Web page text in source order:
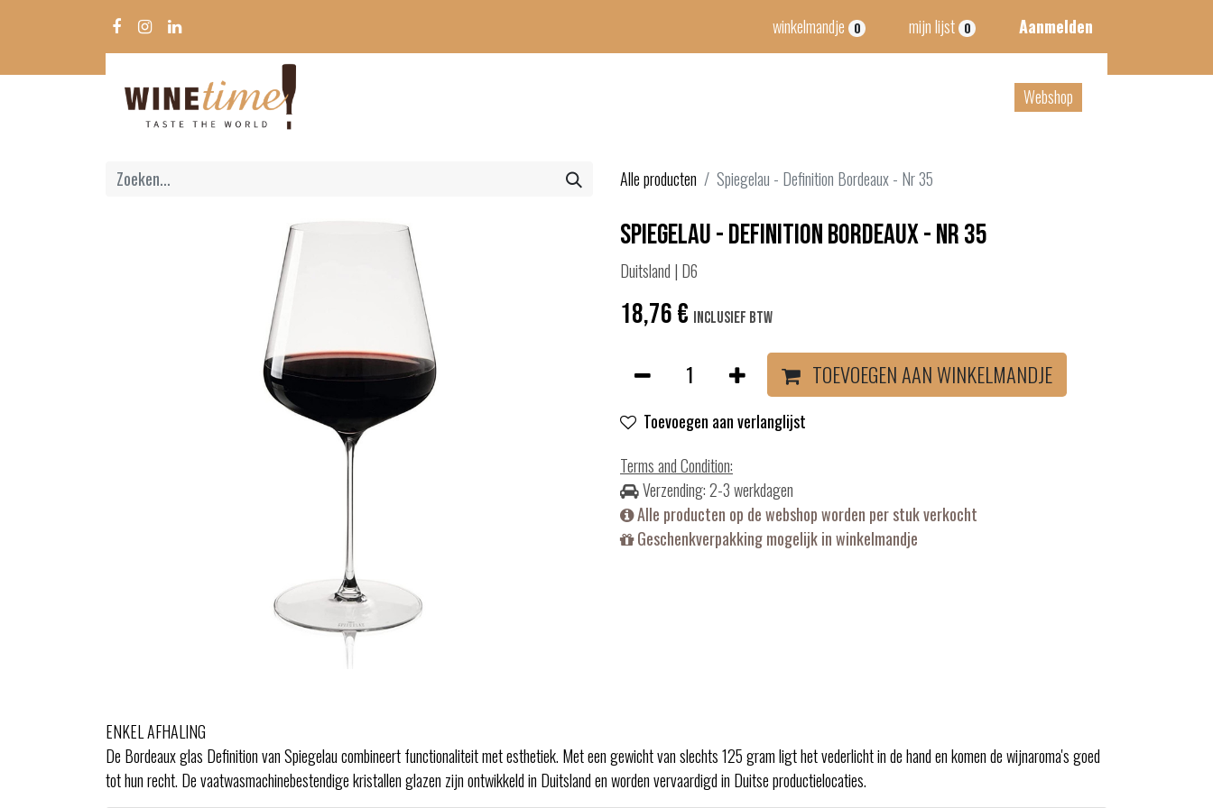
winkelmandje 0 mijn lijst 0 Aanmelden
Webshop
Alle producten Spiegelau - Definition Bordeaux - Nr 35
Spiegelau - Definition Bordeaux - Nr 35
Duitsland | D6
18,76€ Inclusief btw
TOEVOEGEN AAN WINKELMANDJE
Toevoegen aan verlanglijst
Terms and Condition:
Verzending: 2-3 werkdagen
Alle producten op de webshop worden per stuk verkocht
Geschenkverpakking mogelijk in winkelmandje
ENKEL AFHALING
De Bordeaux glas Definition van Spiegelau combineert functionaliteit met esthetiek. Met een gewicht van slechts 125 gram ligt het vederlicht in de hand en komen de wijnaroma's goed
tot hun recht. De vaatwasmachinebestendige kristallen glazen zijn ontwikkeld in Duitsland en worden vervaardigd in Duitse productielocaties.